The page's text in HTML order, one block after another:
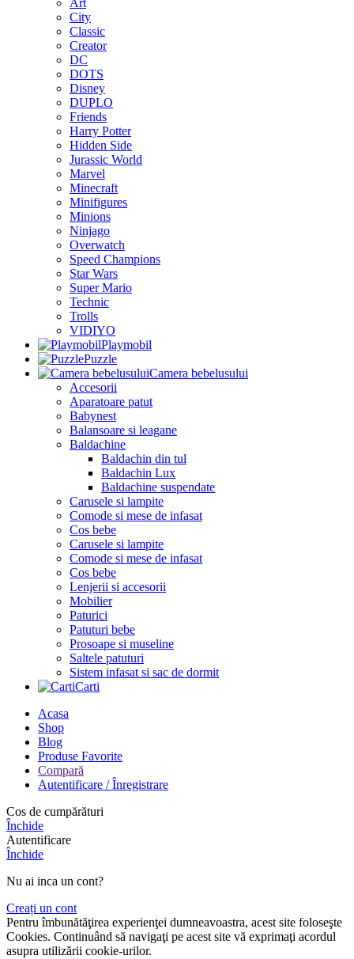
City
Classic
Creator
DC
DOTS
Disney
DUPLO
Friends
Harry Potter
Hidden Side
Jurassic World
Marvel
Minecraft
Minifigures
Minions
Ninjago
Overwatch
Speed Champions
Star Wars
Super Mario
Technic
Trolls
VIDIYO
Playmobil
Puzzle
Camera bebelusului
Accesorii
Aparatoare patut
Babynest
Balansoare si leagane
Baldachine
Baldachin din tul
Baldachin Lux
Baldachine suspendate
Carusele si lampite
Comode si mese de infasat
Cos bebe
Carusele si lampite
Comode si mese de infasat
Cos bebe
Lenjerii si accesorii
Mobilier
Paturici
Patuturi bebe
Prosoape si museline
Saltele patuturi
Sistem infasat si sac de dormit
Carti
Acasa
Shop
Blog
Produse Favorite
Compară
Autentificare / Înregistrare
Cos de cumpărături
Închide
Autentificare
Închide
Nu ai inca un cont?
Creați un cont
Pentru îmbunătăţirea experienţei dumneavoastra, acest site foloseşte
Cookies. Continuând să navigaţi pe acest site vă exprimaţi acordul
asupra utilizării cookie-urilor.